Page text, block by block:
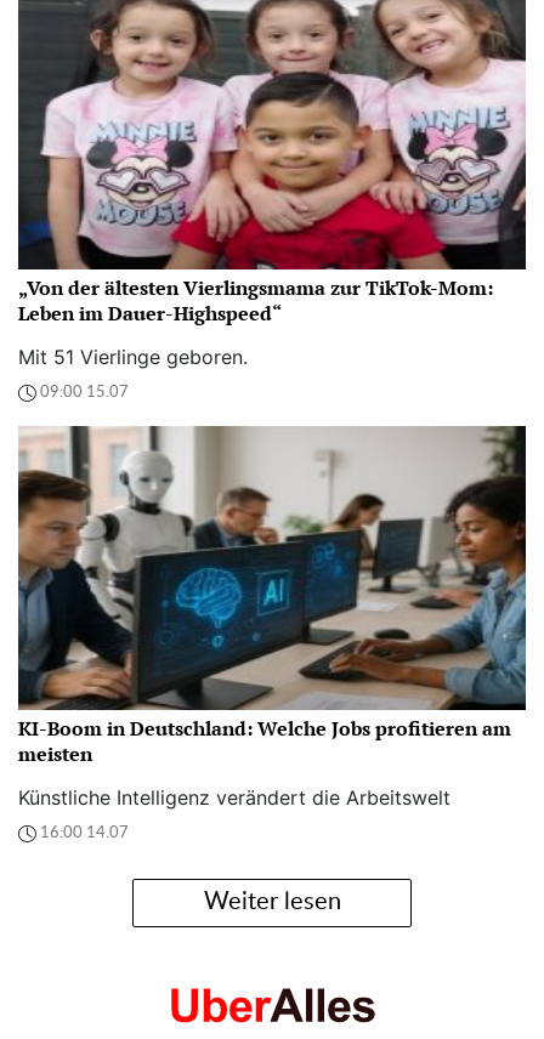
„Von der ältesten Vierlingsmama zur TikTok-Mom:
Leben im Dauer-Highspeed“
Mit 51 Vierlinge geboren.
09:00 15.07
KI-Boom in Deutschland: Welche Jobs profitieren am
meisten
Künstliche Intelligenz verändert die Arbeitswelt
16:00 14.07
Weiter lesen